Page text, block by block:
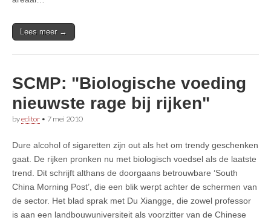
Lees meer →
SCMP: "Biologische voeding
nieuwste rage bij rijken"
byeditor • 7 mei 2010
Dure alcohol of sigaretten zijn out als het om trendy geschenken
gaat. De rijken pronken nu met biologisch voedsel als de laatste
trend. Dit schrijft althans de doorgaans betrouwbare ‘South
China Morning Post’, die een blik werpt achter de schermen van
de sector. Het blad sprak met Du Xiangge, die zowel professor
is aan een landbouwuniversiteit als voorzitter van de Chinese